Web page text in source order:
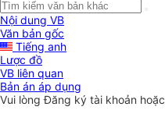
Nội dung VB
Văn bản gốc
Tiếng anh
Lược đồ
VB liên quan
Bản án áp dụng
Vui lòngĐăng ký tài khoản hoặc